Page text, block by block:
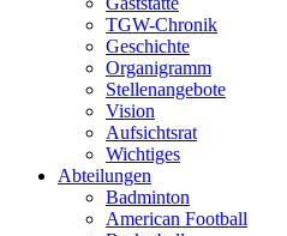
TGW-Chronik
Geschichte
Organigramm
Stellenangebote
Vision
Aufsichtsrat
Wichtiges
Abteilungen
Badminton
American Football